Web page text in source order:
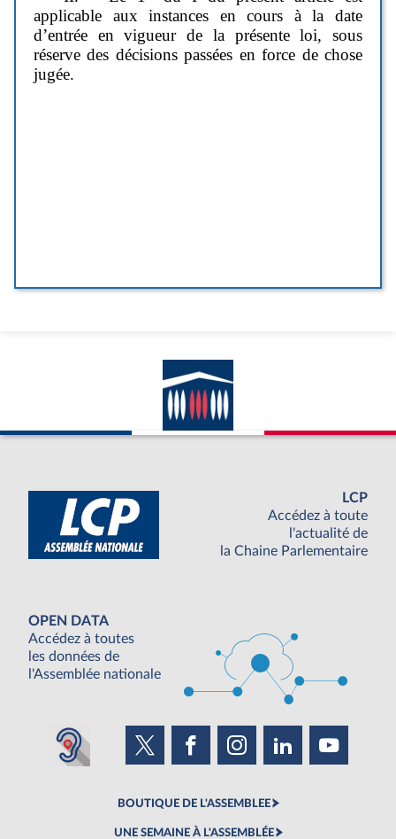
LCP
Accédez à toute
l'actualité de
la Chaine Parlementaire
OPEN DATA
Accédez à toutes
les données de
l'Assemblée nationale
BOUTIQUE DE L'ASSEMBLEE
UNE SEMAINE À L'ASSEMBLÉE